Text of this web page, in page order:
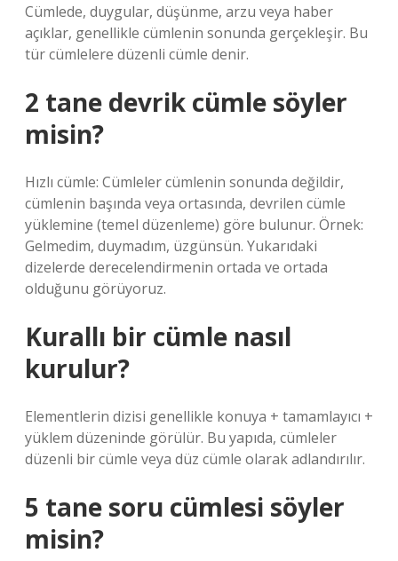
Cümlede, duygular, düşünme, arzu veya haber
açıklar, genellikle cümlenin sonunda gerçekleşir. Bu
tür cümlelere düzenli cümle denir.
2 tane devrik cümle söyler
misin?
Hızlı cümle: Cümleler cümlenin sonunda değildir,
cümlenin başında veya ortasında, devrilen cümle
yüklemine (temel düzenleme) göre bulunur. Örnek:
Gelmedim, duymadım, üzgünsün. Yukarıdaki
dizelerde derecelendirmenin ortada ve ortada
olduğunu görüyoruz.
Kurallı bir cümle nasıl
kurulur?
Elementlerin dizisi genellikle konuya + tamamlayıcı +
yüklem düzeninde görülür. Bu yapıda, cümleler
düzenli bir cümle veya düz cümle olarak adlandırılır.
5 tane soru cümlesi söyler
misin?